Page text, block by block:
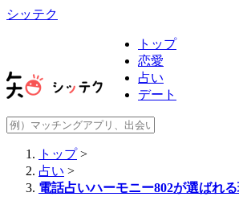
シッテク
トップ
恋愛
占い
デート
トップ>
占い >
電話占いハーモニー802が選ばれ